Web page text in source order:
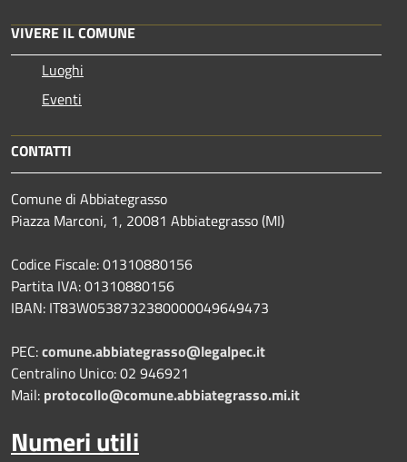
VIVERE IL COMUNE
Luoghi
Eventi
CONTATTI
Comune di Abbiategrasso
Piazza Marconi, 1, 20081 Abbiategrasso (MI)
Codice Fiscale: 01310880156
Partita IVA: 01310880156
IBAN: IT83W0538732380000049649473
PEC:comune.abbiategrasso@legalpec.it
Centralino Unico: 02 946921
Mail: protocollo@comune.abbiategrasso.mi.it
Numeri utili